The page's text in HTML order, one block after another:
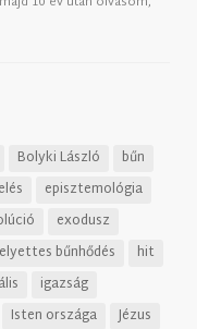
Bolyki László
bűn
episztemológia
exodusz
bűnhődés
hit
igazság
Isten országa
Jézus